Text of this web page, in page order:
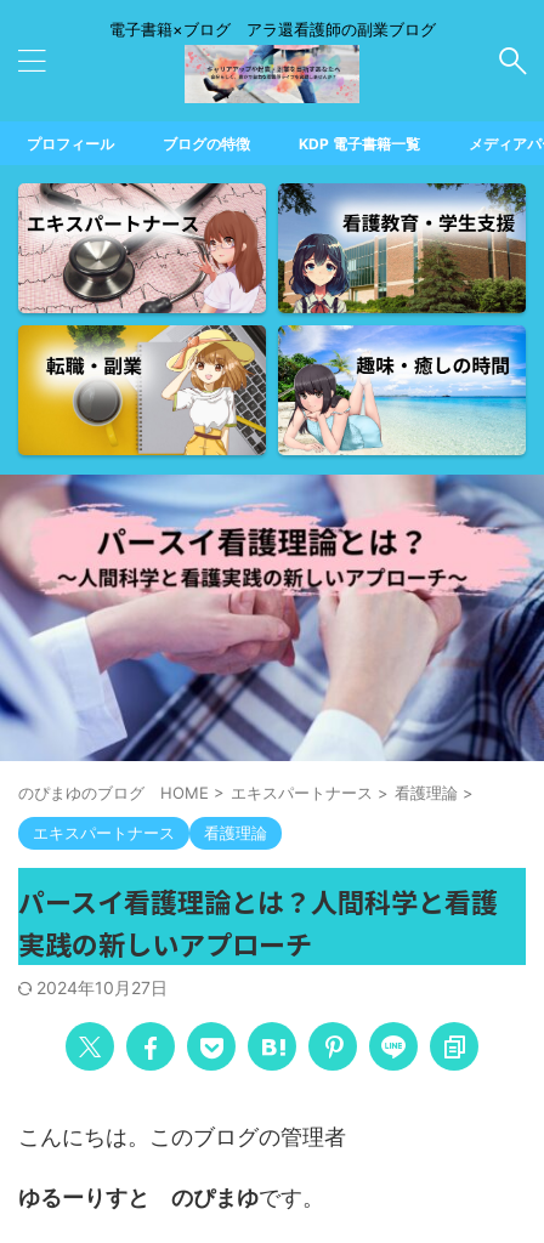
電子書籍×ブログ アラ還看護師の副業ブログ
プロフィール ブログの特徴 KDP 電子書籍一覧 メディア
のぴまゆのブログ HOME > エキスパートナース > 看護理論 >
エキスパートナース 看護理論
パースイ看護理論とは？人間科学と看護
実践の新しいアプローチ
2024年10月27日
こんにちは。このブログの管理者
ゆるーりすと のぴまゆです。